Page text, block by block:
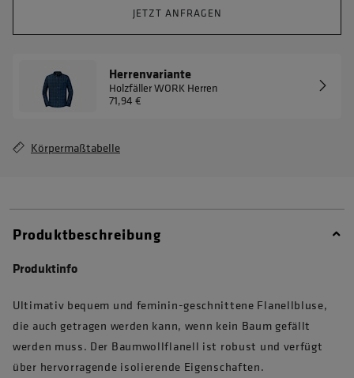
JETZT ANFRAGEN
Herrenvariante
Holzfäller WORK Herren
71,94 €
Körpermaßtabelle
Produktbeschreibung
Produktinfo
Ultimativ bequem und feminin-geschnittene Flanellbluse,
die auch getragen werden kann, wenn kein Baum gefällt
werden muss. Der Baumwollflanell ist robust und verfügt
über hervorragende isolierende Eigenschaften.